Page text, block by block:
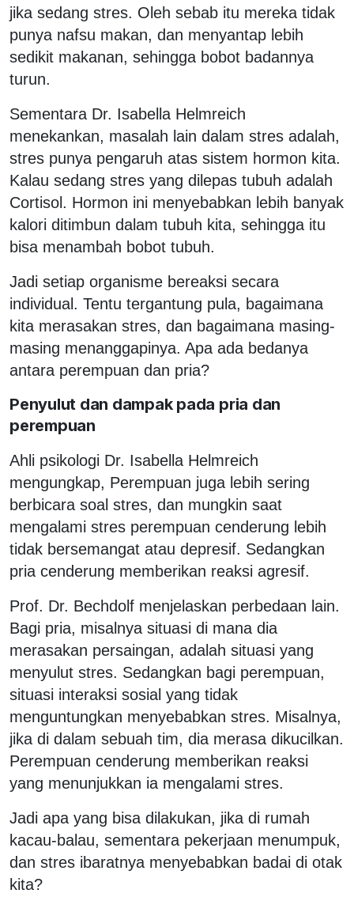
jika sedang stres. Oleh sebab itu mereka tidak
punya nafsu makan, dan menyantap lebih
sedikit makanan, sehingga bobot badannya
turun.
Sementara Dr. Isabella Helmreich
menekankan, masalah lain dalam stres adalah,
stres punya pengaruh atas sistem hormon kita.
Kalau sedang stres yang dilepas tubuh adalah
Cortisol. Hormon ini menyebabkan lebih banyak
kalori ditimbun dalam tubuh kita, sehingga itu
bisa menambah bobot tubuh.
Jadi setiap organisme bereaksi secara
individual. Tentu tergantung pula, bagaimana
kita merasakan stres, dan bagaimana masing-
masing menanggapinya. Apa ada bedanya
antara perempuan dan pria?
Penyulut dan dampak pada pria dan
perempuan
Ahli psikologi Dr. Isabella Helmreich
mengungkap, Perempuan juga lebih sering
berbicara soal stres, dan mungkin saat
mengalami stres perempuan cenderung lebih
tidak bersemangat atau depresif. Sedangkan
pria cenderung memberikan reaksi agresif.
Prof. Dr. Bechdolf menjelaskan perbedaan lain.
Bagi pria, misalnya situasi di mana dia
merasakan persaingan, adalah situasi yang
menyulut stres. Sedangkan bagi perempuan,
situasi interaksi sosial yang tidak
menguntungkan menyebabkan stres. Misalnya,
jika di dalam sebuah tim, dia merasa dikucilkan.
Perempuan cenderung memberikan reaksi
yang menunjukkan ia mengalami stres.
Jadi apa yang bisa dilakukan, jika di rumah
kacau-balau, sementara pekerjaan menumpuk,
dan stres ibaratnya menyebabkan badai di otak
kita?